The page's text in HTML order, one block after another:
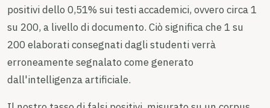
positivi dello 0,51% sui testi accademici, ovvero circa 1
su 200, a livello di documento. Ciò significa che 1 su
200 elaborati consegnati dagli studenti verrà
erroneamente segnalato come generato
dall'intelligenza artificiale.